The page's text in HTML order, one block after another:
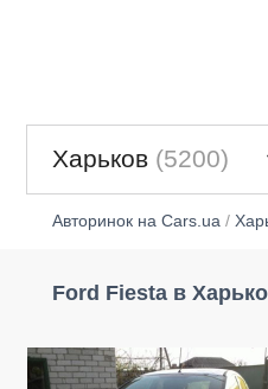
Харьков (5200)
Авторинок на Cars.ua/
Ford Fiesta в